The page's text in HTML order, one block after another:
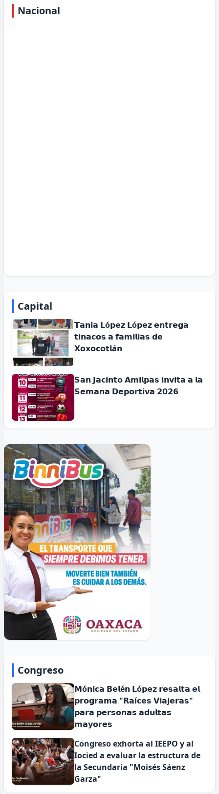
Nacional
Capital
𝗧𝗮𝗻𝗶𝗮 𝗟ó𝗽𝗲𝘇 𝗟ó𝗽𝗲𝘇 𝗲𝗻𝘁𝗿𝗲𝗴𝗮
𝘁𝗶𝗻𝗮𝗰𝗼𝘀 𝗮 𝗳𝗮𝗺𝗶𝗹𝗶𝗮𝘀 𝗱𝗲
𝗫𝗼𝘅𝗼𝗰𝗼𝘁𝗹á𝗻
𝗦𝗮𝗻 𝗝𝗮𝗰𝗶𝗻𝘁𝗼 𝗔𝗺𝗶𝗹𝗽𝗮𝘀 𝗶𝗻𝘃𝗶𝘁𝗮 𝗮 𝗹𝗮
𝗦𝗲𝗺𝗮𝗻𝗮 𝗗𝗲𝗽𝗼𝗿𝘁𝗶𝘃𝗮 𝟮𝟬𝟮𝟲
Congreso
𝗠ó𝗻𝗶𝗰𝗮 𝗕𝗲𝗹é𝗻 𝗟ó𝗽𝗲𝘇 𝗿𝗲𝘀𝗮𝗹𝘁𝗮 𝗲𝗹
𝗽𝗿𝗼𝗴𝗿𝗮𝗺𝗮 "𝗥𝗮í𝗰𝗲𝘀 𝗩𝗶𝗮𝗷𝗲𝗿𝗮𝘀"
𝗽𝗮𝗿𝗮 𝗽𝗲𝗿𝘀𝗼𝗻𝗮𝘀 𝗮𝗱𝘂𝗹𝘁𝗮𝘀
𝗺𝗮𝘆𝗼𝗿𝗲𝘀
Congreso exhorta al IEEPO y al
Iocied a evaluar la estructura de
la Secundaria "Moisés Sáenz
Garza"